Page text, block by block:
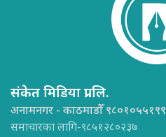
संकेत मिडिया प्रा.लि.
अनामनगर - काठमाडौँ ९८०१०५५१९९
समाचारका लागि-९८५१२८०२३७